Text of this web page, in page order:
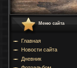
Меню сайта
Главная
Новости сайта
Дневник